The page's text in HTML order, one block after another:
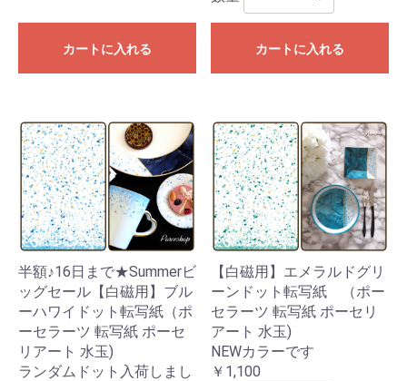
カートに入れる カートに入れる
半額♪16日まで★Summerビ
ッグセール【白磁用】ブル
ーハワイドット転写紙（ポ
ーセラーツ 転写紙 ポーセ
リアート 水玉)
ランダムドット入荷しまし
【白磁用】エメラルドグリ
ーンドット転写紙 （ポー
セラーツ 転写紙 ポーセリ
アート 水玉)
NEWカラーです
￥1,100